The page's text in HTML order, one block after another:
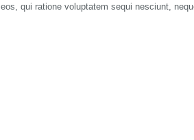
eos, qui ratione voluptatem sequi nesciunt,